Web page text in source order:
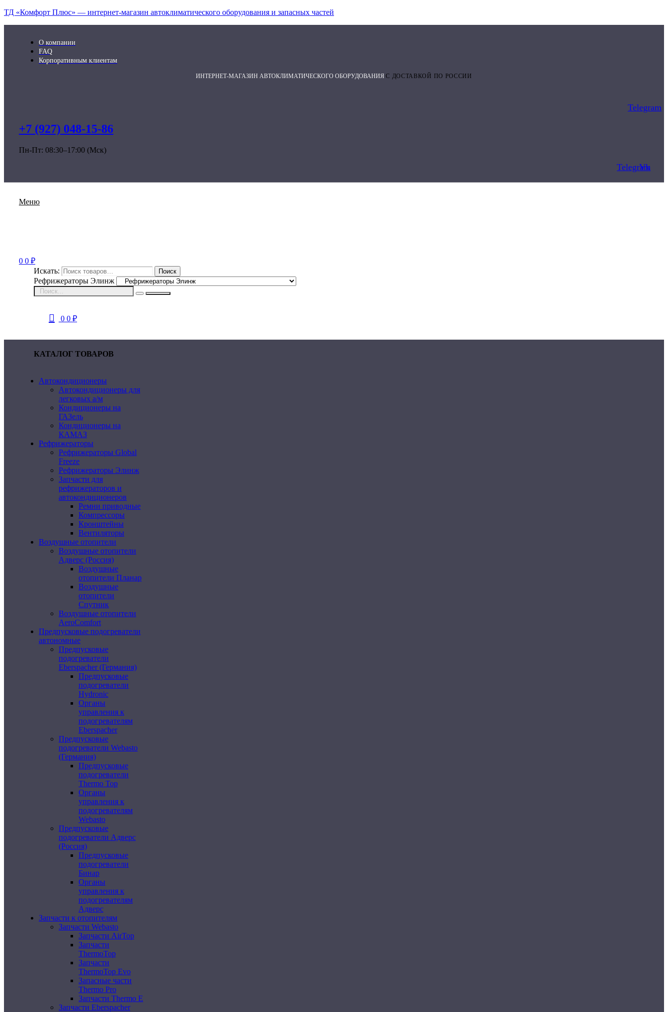
ТД «Комфорт Плюс» — интернет-магазин автоклиматического оборудования и запасных частей
О компании
FAQ
Корпоративным клиентам
ИНТЕРНЕТ-МАГАЗИН АВТОКЛИМАТИЧЕСКОГО ОБОРУДОВАНИЯС ДОСТАВКОЙ ПО РОССИИ
Telegram
+7 (927) 048-15-86
Пн-Пт: 08:30–17:00 (Мск)
Telegram
Vk
Меню
0 0 ₽
Искать:
Поиск
Рефрижераторы Элинж
0 0 ₽
КАТАЛОГ ТОВАРОВ
Автокондиционеры
Автокондиционеры для
легковых а/м
Кондиционеры на
ГАЗель
Кондиционеры на
КАМАЗ
Рефрижераторы
Рефрижераторы Global
Freeze
Рефрижераторы Элинж
Запчасти для
рефрижераторов и
автокондиционеров
Ремни приводные
Компрессоры
Кронштейны
Вентиляторы
Воздушные отопители
Воздушные отопители
Адверс (Россия)
Воздушные
отопители Планар
Воздушные
отопители
Спутник
Воздушные отопители
AeroComfort
Предпусковые подогреватели
автономные
Предпусковые
подогреватели
Eberspacher (Германия)
Предпусковые
подогреватели
Hydronic
Органы
управления к
подогревателям
Eberspacher
Предпусковые
подогреватели Webasto
(Германия)
Предпусковые
подогреватели
Thermo Top
Органы
управления к
подогревателям
Webasto
Предпусковые
подогреватели Адверс
(Россия)
Предпусковые
подогреватели
Бинар
Органы
управления к
подогревателям
Адверс
Запчасти к отопителям
Запчасти Webasto
Запчасти AirTop
Запчасти
ThermoTop
Запчасти
ThermoTop Evo
Запасные части
Thermo Pro
Запчасти Thermo E
Запчасти Eberspacher